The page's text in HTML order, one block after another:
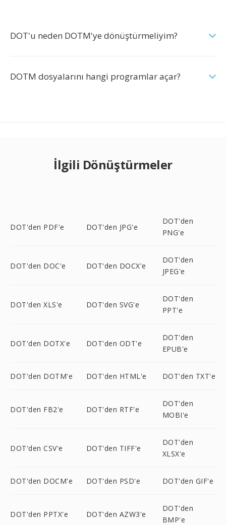
DOT'u neden DOTM'ye dönüştürmeliyim?
DOTM dosyalarını hangi programlar açar?
İlgili Dönüştürmeler
DOT'den PDF'e DOT'den JPG'e
DOT'den
PNG'e
DOT'den DOC'e DOT'den DOCX'e
DOT'den
JPEG'e
DOT'den XLS'e DOT'den SVG'e
DOT'den
PPT'e
DOT'den DOTX'e DOT'den ODT'e
DOT'den
EPUB'e
DOT'den DOTM'e DOT'den HTML'e DOT'den TXT'e
DOT'den FB2'e DOT'den RTF'e
DOT'den
MOBI'e
DOT'den CSV'e DOT'den TIFF'e
DOT'den
XLSX'e
DOT'den DOCM'e DOT'den PSD'e DOT'den GIF'e
DOT'den PPTX'e DOT'den AZW3'e
DOT'den
BMP'e